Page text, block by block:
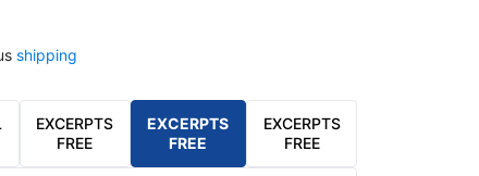
shipping
EXCERPTS
FREE
EXCERPTS
FREE
EXCERPTS
FREE